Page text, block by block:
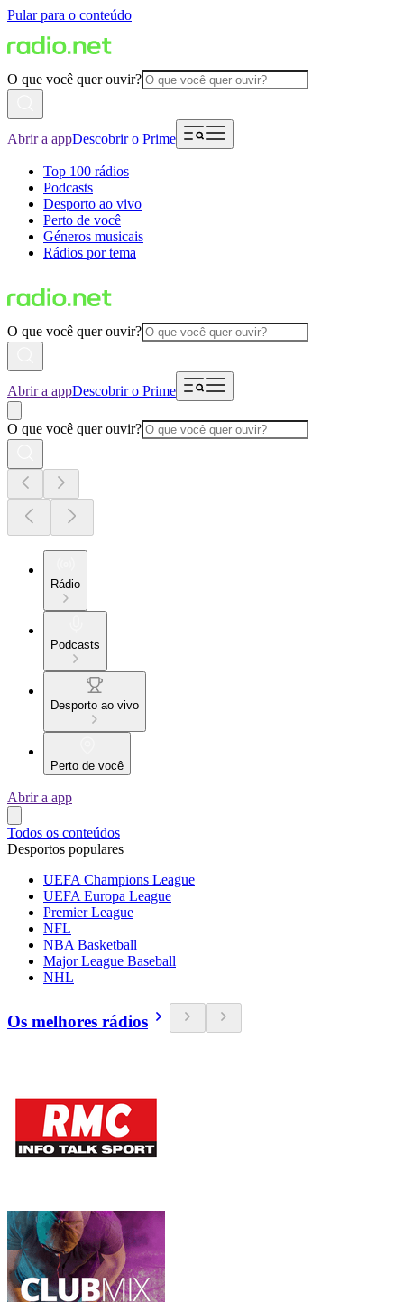
Pular para o conteúdo
O que você quer ouvir?
Abrir a appDescobrir o Prime
Top 100 rádios
Podcasts
Desporto ao vivo
Perto de você
Géneros musicais
Rádios por tema
O que você quer ouvir?
Abrir a appDescobrir o Prime
O que você quer ouvir?
Rádio
Podcasts
Desporto ao vivo
Perto de você
Abrir a app
Todos os conteúdos
Desportos populares
UEFA Champions League
UEFA Europa League
Premier League
NFL
NBA Basketball
Major League Baseball
NHL
Os melhores rádios